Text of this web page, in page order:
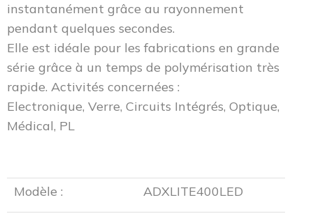
instantanément grâce au rayonnement
pendant quelques secondes.
Elle est idéale pour les fabrications en grande
série grâce à un temps de polymérisation très
rapide. Activités concernées :
Electronique, Verre, Circuits Intégrés, Optique,
Médical, PL
Modèle : ADXLITE400LED